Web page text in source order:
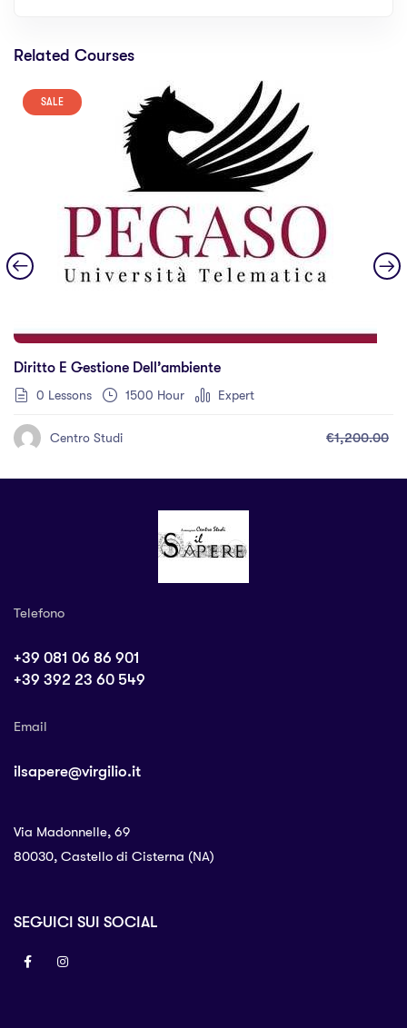
Related Courses
SALE
Diritto E Gestione Dell’ambiente
0 Lessons 1500 Hour Expert
Centro Studi €1,200.00
Telefono
+39 081 06 86 901
+39 392 23 60 549
Email
ilsapere@virgilio.it
Via Madonnelle, 69
80030, Castello di Cisterna (NA)
SEGUICI SUI SOCIAL